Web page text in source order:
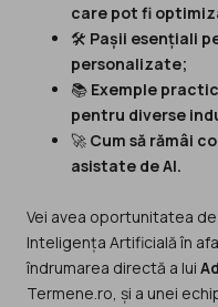
care pot fi
🛠️ Pașii esențiali
personalizate;
📚 Exemple
pentru diverse
🚀 Cum să rămâi
asistate de AI.
Vei avea oportunitatea
Inteligența Artificială în
îndrumarea directă a lui
Termene.ro, și a unei